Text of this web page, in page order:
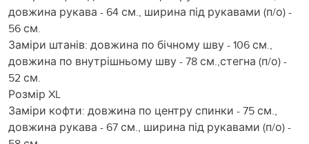
довжина рукава - 64 см., ширина під рукавами (п/о) -
56 см.
Заміри штанів: довжина по бічному шву - 106 см.,
довжина по внутрішньому шву - 78 см.,стегна (п/о) -
52 см.
Розмір XL
Заміри кофти: довжина по центру спинки - 75 см.,
довжина рукава - 67 см., ширина під рукавами (п/о) -